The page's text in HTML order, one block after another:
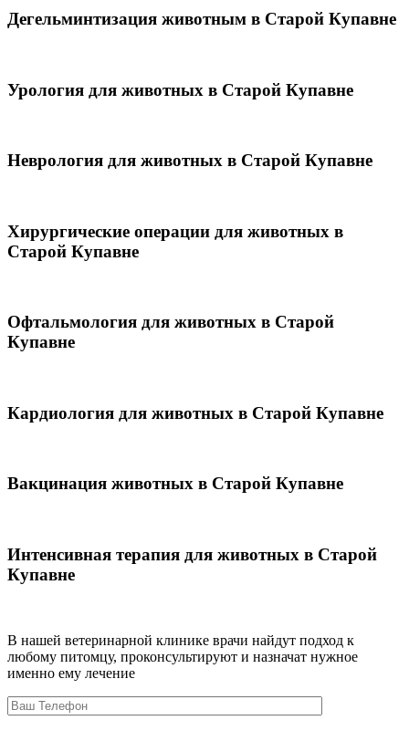
Дегельминтизация животным в Старой Купавне
Урология для животных в Старой Купавне
Неврология для животных в Старой Купавне
Хирургические операции для животных в
Старой Купавне
Офтальмология для животных в Старой
Купавне
Кардиология для животных в Старой Купавне
Вакцинация животных в Старой Купавне
Интенсивная терапия для животных в Старой
Купавне
В нашей ветеринарной клинике врачи найдут подход к
любому питомцу, проконсультируют и назначат нужное
именно ему лечение